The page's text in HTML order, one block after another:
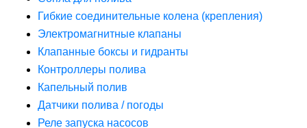
Гибкие соединительные колена (крепления)
Электромагнитные клапаны
Клапанные боксы и гидранты
Контроллеры полива
Капельный полив
Датчики полива / погоды
Реле запуска насосов